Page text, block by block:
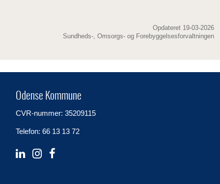
Opdateret 19-03-2026
Sundheds-, Omsorgs- og Forebyggelsesforvaltningen
Odense Kommune
CVR-nummer: 35209115
Telefon: 66 13 13 72